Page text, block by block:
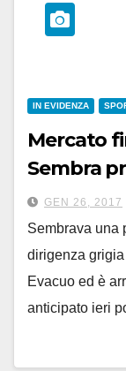
IN EVIDENZA
Mercato
Sembra
GEN 26, 2017
Sembrava una
dirigenza
Evacuo ed è
anticipato ieri